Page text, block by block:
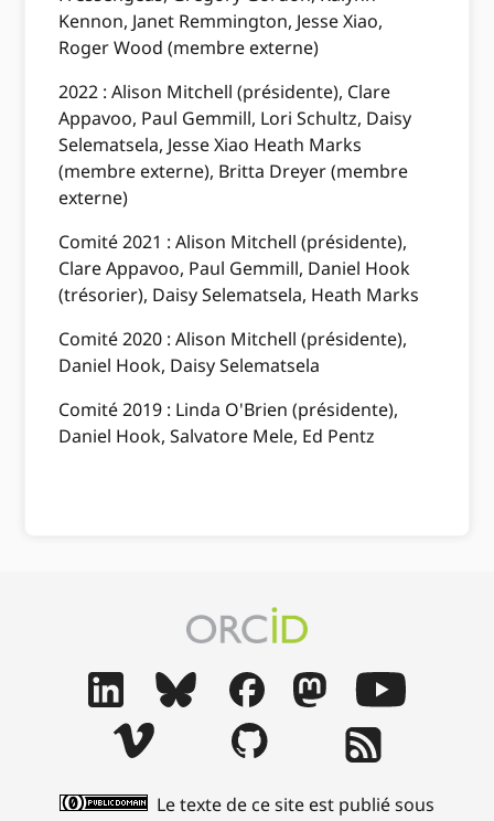
Kennon, Janet Remmington, Jesse Xiao,
Roger Wood (membre externe)
2022 : Alison Mitchell (présidente), Clare
Appavoo, Paul Gemmill, Lori Schultz, Daisy
Selematsela, Jesse Xiao Heath Marks
(membre externe), Britta Dreyer (membre
externe)
Comité 2021 : Alison Mitchell (présidente),
Clare Appavoo, Paul Gemmill, Daniel Hook
(trésorier), Daisy Selematsela, Heath Marks
Comité 2020 : Alison Mitchell (présidente),
Daniel Hook, Daisy Selematsela
Comité 2019 : Linda O'Brien (présidente),
Daniel Hook, Salvatore Mele, Ed Pentz
Le texte de ce site est publié sous